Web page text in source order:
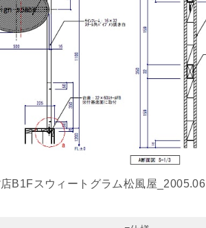
B1Fスウィートグラム松風屋_2005.06